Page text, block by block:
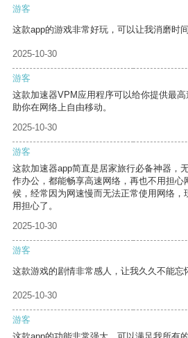
游客
这款app的游戏非常好玩，可以让我消磨时间
2025-10-30
游客
这款加速器VPM应用程序可以给你提供最
助你在网络上自由移动。
2025-10-30
游客
这款加速器app简直是居家旅行必备神器，
作办公，都能畅享高速网络，再也不用担心
候，经常因为网速慢而无法正常使用网络，
用担心了。
2025-10-30
游客
这款游戏的剧情非常感人，让我久久不能忘
2025-10-30
游客